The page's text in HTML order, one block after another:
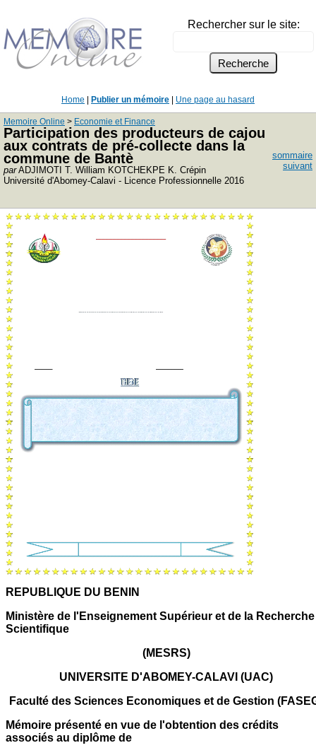
Rechercher sur le site:
Home Publier un mémoire Une page au hasard
Memoire Online > Economie et Finance
Participation des producteurs de cajou
aux contrats de pré-collecte dans la
commune de Bantè
parADJIMOTI T. William KOTCHEKPE K. Crépin
Université d'Abomey-Calavi - Licence Professionnelle 2016
sommaire
suivant
REPUBLIQUE DU BENIN
Ministère de l'Enseignement Supérieur et de la Recherche
Scientifique
(MESRS)
UNIVERSITE D'ABOMEY-CALAVI (UAC)
Faculté des Sciences Economiques et de Gestion
Mémoire présenté en vue de l'obtention des crédits
associés au diplôme de